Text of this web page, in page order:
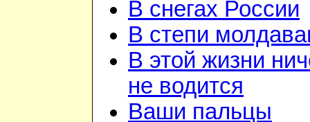
В снегах России
В степи
В этой жизни
не водится
Ваши пальцы